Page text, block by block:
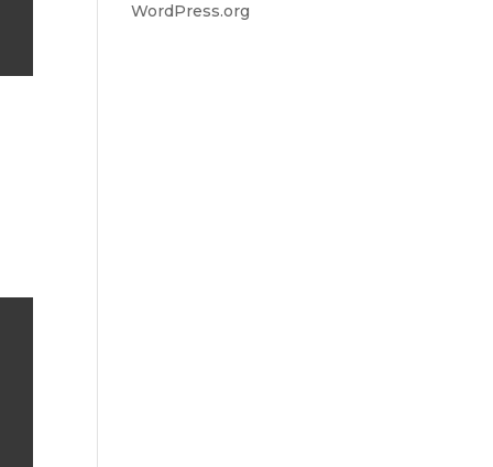
WordPress.org